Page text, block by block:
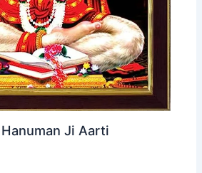
Hanuman Ji Aarti